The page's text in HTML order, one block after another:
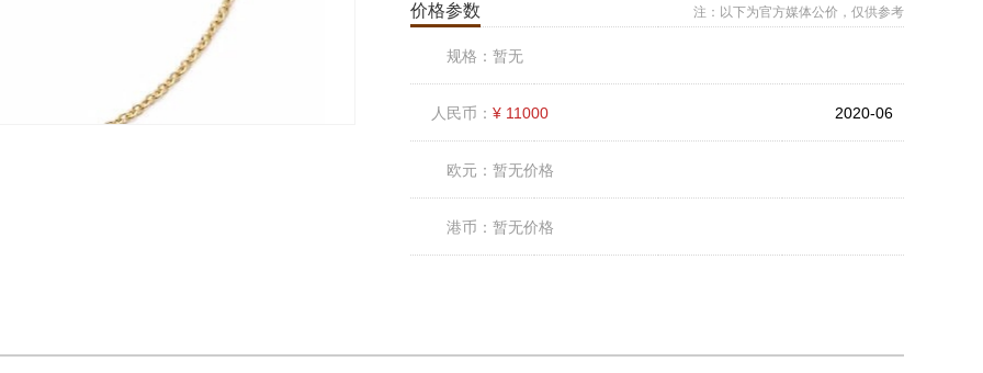
价格参数 注：以下为官方媒体公价，仅供参考
规格： 暂无
人民币： ¥ 11000 2020-06
欧元： 暂无价格
港币： 暂无价格